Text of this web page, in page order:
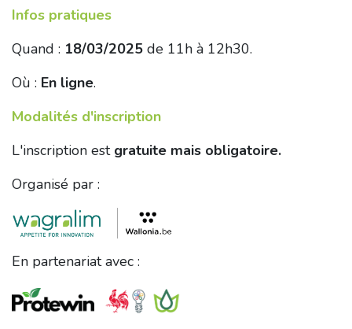
Infos pratiques
Quand : 18/03/2025 de 11h à 12h30.
Où : En ligne.
Modalités d'inscription
L'inscription est gratuite mais obligatoire.
Organisé par :
En partenariat avec :